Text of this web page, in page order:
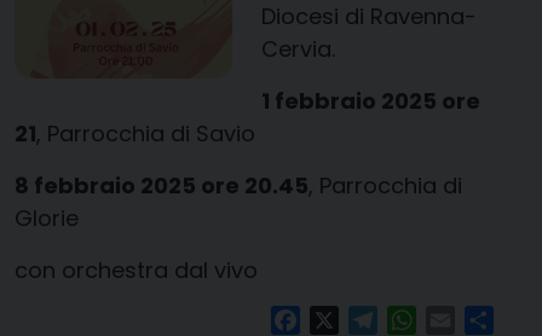
Diocesi di Ravenna-
Cervia.
1 febbraio 2025 ore
21, Parrocchia di Savio
8 febbraio 2025 ore 20.45, Parrocchia di
Glorie
con orchestra dal vivo
FacebookTelegramWhatsApp
Email